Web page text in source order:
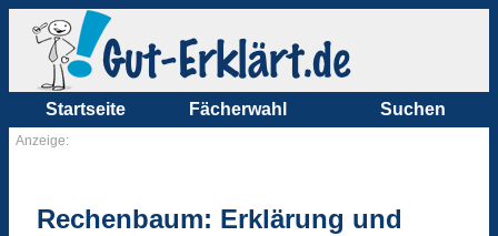
Startseite Fächerwahl Suchen
Anzeige:
Rechenbaum: Erklärung und